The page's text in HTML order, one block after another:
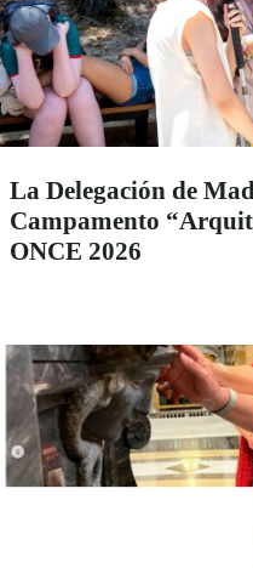
La Delegación de
Campamento
ONCE 2026